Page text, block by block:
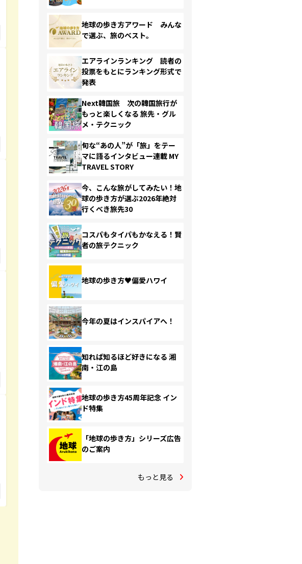
地球の歩き方アワード みんな
で選ぶ、旅のベスト。
エアラインランキング 読者の
投票をもとにランキング形式で
発表
Next韓国旅 次の韓国旅行が
もっと楽しくなる 旅先・グル
メ・テクニック
旬な“あの人”が「旅」をテー
マに語るインタビュー連載 MY
TRAVEL STORY
今、こんな旅がしてみたい！地
球の歩き方が選ぶ2026年絶対
行くべき旅先30
コスパもタイパもかなえる！賢
者の旅テクニック
地球の歩き方♥偏愛ハワイ
今年の夏はインスパイアへ！
知れば知るほど好きになる 湘
南・江の島
地球の歩き方45周年記念 イン
ド特集
「地球の歩き方」シリーズ広告
のご案内
もっと見る